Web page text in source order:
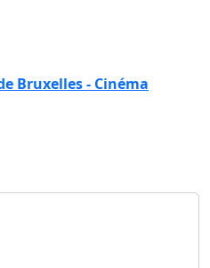
Bruxelles - Cinéma